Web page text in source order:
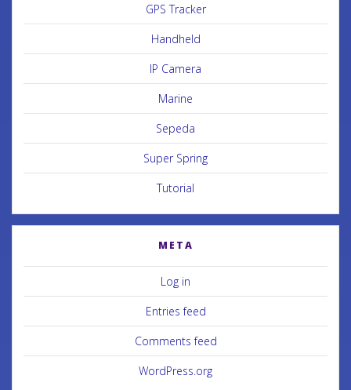
GPS Tracker
Handheld
IP Camera
Marine
Sepeda
Super Spring
Tutorial
META
Log in
Entries feed
Comments feed
WordPress.org